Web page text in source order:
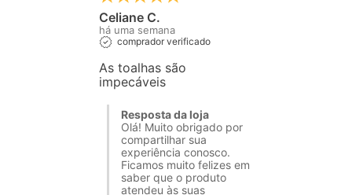
Celiane C.
há uma semana
comprador verificado
As toalhas são
impecáveis
Resposta da loja
Olá! Muito obrigado por
compartilhar sua
experiência conosco.
Ficamos muito felizes em
saber que o produto
atendeu às suas